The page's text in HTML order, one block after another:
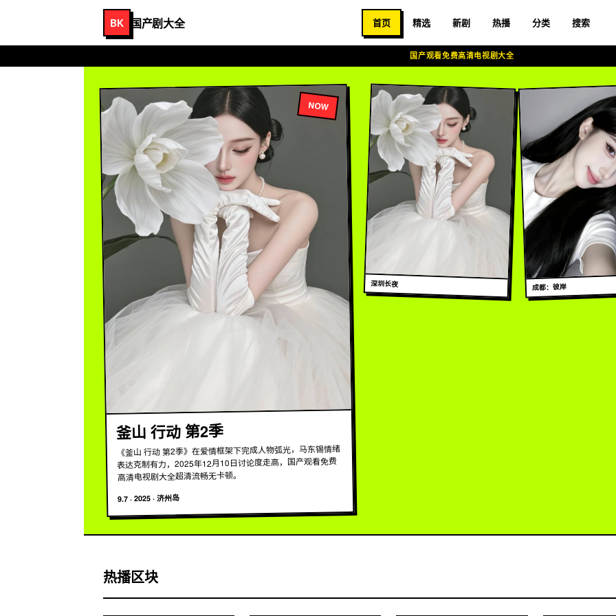
BK 国产剧大全 首页 精选 新剧 热播 分类 搜索
国产观看免费高清电视剧大全
国产剧大全-国产观看免费高清电视剧大全
NOW
釜山 行动 第2季
《釜山 行动 第2季》在爱情框架下完成人物弧光，马东锡情绪
表达克制有力，2025年12月10日讨论度走高，国产观看免费
高清电视剧大全超清流畅无卡顿。
9.7·2025·济州岛
深圳长夜 成都：彼岸
热播区块